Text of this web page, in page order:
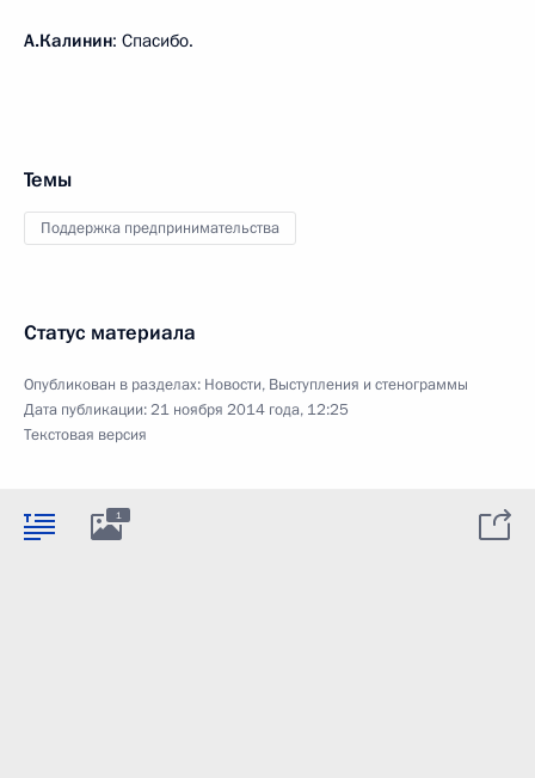
А.Калинин: Спасибо.
Темы
Поддержка предпринимательства
Статус материала
Опубликован в разделах: Новости, Выступления и стенограммы
Дата публикации:21 ноября 2014 года, 12:25
Текстовая версия
1